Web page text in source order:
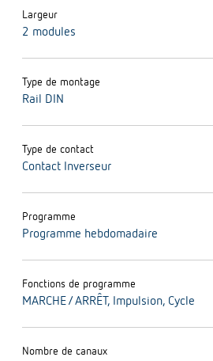
Largeur
2 modules
Type de montage
Rail DIN
Type de contact
Contact Inverseur
Programme
Programme hebdomadaire
Fonctions de programme
MARCHE / ARRÊT, Impulsion, Cycle
Nombre de canaux